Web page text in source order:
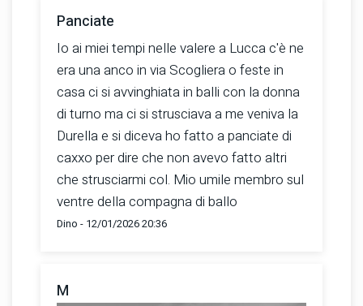
Panciate
Io ai miei tempi nelle valere a Lucca c'è ne
era una anco in via Scogliera o feste in
casa ci si avvinghiata in balli con la donna
di turno ma ci si strusciava a me veniva la
Durella e si diceva ho fatto a panciate di
caxxo per dire che non avevo fatto altri
che strusciarmi col. Mio umile membro sul
ventre della compagna di ballo
Dino - 12/01/2026 20:36
M